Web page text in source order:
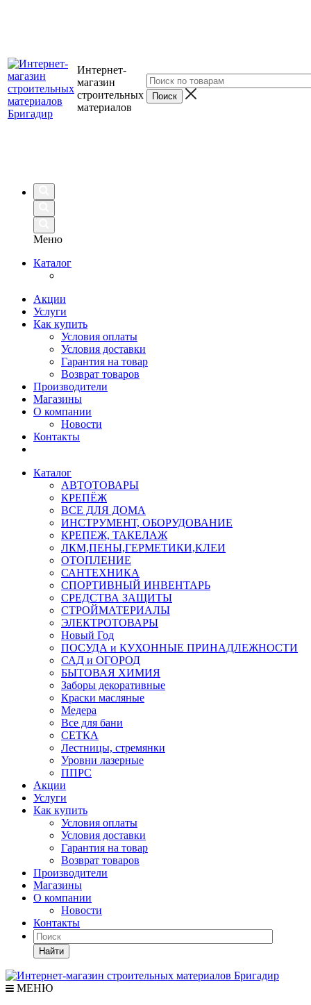
Интернет-
магазин
строительных
материалов
Меню
Каталог
Акции
Услуги
Как купить
Условия оплаты
Условия доставки
Гарантия на товар
Возврат товаров
Производители
Магазины
О компании
Новости
Контакты
Каталог
АВТОТОВАРЫ
КРЕПЁЖ
ВСЕ ДЛЯ ДОМА
ИНСТРУМЕНТ, ОБОРУДОВАНИЕ
КРЕПЕЖ, ТАКЕЛАЖ
ЛКМ,ПЕНЫ,ГЕРМЕТИКИ,КЛЕИ
ОТОПЛЕНИЕ
САНТЕХНИКА
СПОРТИВНЫЙ ИНВЕНТАРЬ
СРЕДСТВА ЗАЩИТЫ
СТРОЙМАТЕРИАЛЫ
ЭЛЕКТРОТОВАРЫ
Новый Год
ПОСУДА и КУХОННЫЕ ПРИНАДЛЕЖНОСТИ
САД и ОГОРОД
БЫТОВАЯ ХИМИЯ
Заборы декоративные
Краски масляные
Медера
Все для бани
СЕТКА
Лестницы, стремянки
Уровни лазерные
ППРС
Акции
Услуги
Как купить
Условия оплаты
Условия доставки
Гарантия на товар
Возврат товаров
Производители
Магазины
О компании
Новости
Контакты
Найти
МЕНЮ